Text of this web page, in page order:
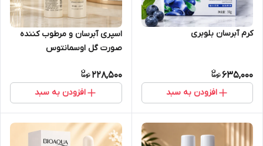
کرم آبرسان بلوبری
635,000
افزودن به سبد
اسپری آبرسان و مرطوب کننده
صورت گل اوسمانتوس
228,500
افزودن به سبد